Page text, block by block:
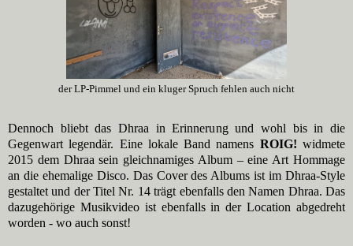
der LP-Pimmel und ein kluger Spruch fehlen auch nicht
Dennoch bliebt das Dhraa in Erinnerung und wohl bis in die
Gegenwart legendär. Eine lokale Band namens ROIG! widmete
2015 dem Dhraa sein gleichnamiges Album – eine Art Hommage
an die ehemalige Disco. Das Cover des Albums ist im Dhraa-Style
gestaltet und der Titel Nr. 14 trägt ebenfalls den Namen Dhraa. Das
dazugehörige Musikvideo ist ebenfalls in der Location abgedreht
worden - wo auch sonst!